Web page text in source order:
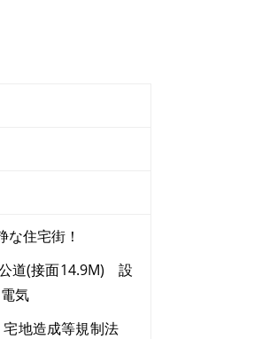
住宅街！
道(接面14.9M) 設
電気
地造成等規制法